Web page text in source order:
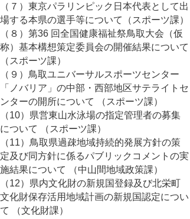
（７）東京パラリンピック日本代表として出
場する本県の選手等について（スポーツ課）
（８）第36 回全国健康福祉祭鳥取大会（仮
称）基本構想策定委員会の開催結果について
（スポーツ課）
（９）鳥取ユニバーサルスポーツセンター
「ノバリア」の中部・西部地区サテライトセ
ンターの開所について （スポーツ課）
（10）県営東山水泳場の指定管理者の募集
について （スポーツ課）
（11）鳥取県過疎地域持続的発展方針の策
定及び同方針に係るパブリックコメントの実
施結果について （中山間地域政策課）
（12）県内文化財の新規国登録及び北栄町
文化財保存活用地域計画の新規国認定につい
て （文化財課）